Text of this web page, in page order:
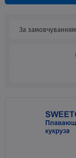
За замовчуванням